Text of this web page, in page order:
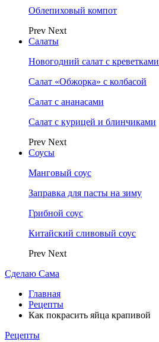
Облепиховый компот
Prev Next
Салаты
Новогодний салат с креветками
Салат «Обжорка» с колбасой
Салат с ананасами
Салат с курицей и блинчиками
Prev Next
Соусы
Манговый соус
Заправка для пасты на зиму
Грибной соус
Китайский сливовый соус
Prev Next
Сделаю Сама
Главная
Рецепты
Как покрасить яйца крапивой
Рецепты